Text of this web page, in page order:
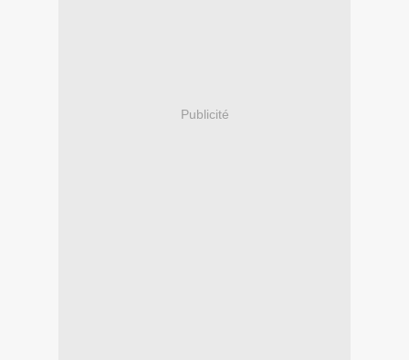
Publicité